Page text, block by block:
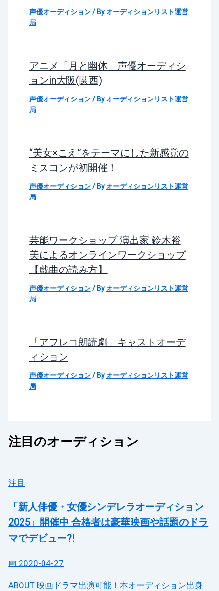
声優オーディション/ Byオーディションリスト運営
局
アニメ「月と幽体」声優オーディシ
ョンin大阪(関西)
声優オーディション/ Byオーディションリスト運営
局
“美女×こえ”をテーマにした新感覚の
ミスコンが初開催！
声優オーディション/ Byオーディションリスト運営
局
芸能ワークショップ 演出家 鈴木裕
美によるオンラインワークショップ
【戯曲の読み方】
声優オーディション/ Byオーディションリスト運営
局
「アフレコ朗読劇」キャストオーデ
ィション
声優オーディション/ Byオーディションリスト運営
局
注目のオーディション
注目
「新人俳優・女優シンデレラオーディション
2025」開催中 合格者は豪華映画や話題のドラ
マでデビュー?!
📅 2020-04-27
ABOUT 映画ドラマ出演可能！本オーディション出身